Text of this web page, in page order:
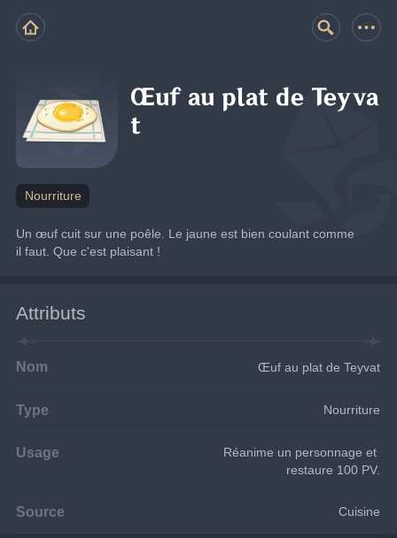
Œuf au plat de Teyva
t
Nourriture
Un œuf cuit sur une poêle. Le jaune est bien coulant comme
il faut. Que c'est plaisant !
Attributs
Nom Œuf au plat de Teyvat
Type Nourriture
Usage
Réanime un personnage et
restaure 100 PV.
Source Cuisine